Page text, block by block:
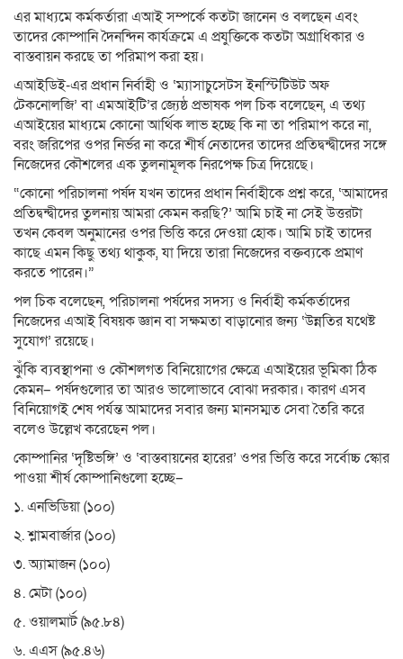
এর মাধ্যমে কর্মকর্তারা এআই সম্পর্কে কতটা জানেন ও বলছেন এবং
তাদের কোম্পানি দৈনন্দিন কার্যক্রমে এ প্রযুক্তিকে কতটা অগ্রাধিকার ও
বাস্তবায়ন করছে তা পরিমাপ করা হয়।
এআইডিই-এর প্রধান নির্বাহী ও ‘ম্যাসাচুসেটস ইনস্টিটিউট অফ
টেকনোলজি’ বা এমআইটি’র জ্যেষ্ঠ প্রভাষক পল চিক বলেছেন, এ তথ্য
এআইয়ের মাধ্যমে কোনো আর্থিক লাভ হচ্ছে কি না তা পরিমাপ করে না,
বরং জরিপের ওপর নির্ভর না করে শীর্ষ নেতাদের তাদের প্রতিদ্বন্দ্বীদের সঙ্গে
নিজেদের কৌশলের এক তুলনামূলক নিরপেক্ষ চিত্র দিয়েছে।
“কোনো পরিচালনা পর্ষদ যখন তাদের প্রধান নির্বাহীকে প্রশ্ন করে, ‘আমাদের
প্রতিদ্বন্দ্বীদের তুলনায় আমরা কেমন করছি?’ আমি চাই না সেই উত্তরটা
তখন কেবল অনুমানের ওপর ভিত্তি করে দেওয়া হোক। আমি চাই তাদের
কাছে এমন কিছু তথ্য থাকুক, যা দিয়ে তারা নিজেদের বক্তব্যকে প্রমাণ
করতে পারেন।”
পল চিক বলেছেন, পরিচালনা পর্ষদের সদস্য ও নির্বাহী কর্মকর্তাদের
নিজেদের এআই বিষয়ক জ্ঞান বা সক্ষমতা বাড়ানোর জন্য ‘উন্নতির যথেষ্ট
সুযোগ’ রয়েছে।
ঝুঁকি ব্যবস্থাপনা ও কৌশলগত বিনিয়োগের ক্ষেত্রে এআইয়ের ভূমিকা ঠিক
কেমন– পর্ষদগুলোর তা আরও ভালোভাবে বোঝা দরকার। কারণ এসব
বিনিয়োগই শেষ পর্যন্ত আমাদের সবার জন্য মানসম্মত সেবা তৈরি করে
বলেও উল্লেখ করেছেন পল।
কোম্পানির ‘দৃষ্টিভঙ্গি’ ও ‘বাস্তবায়নের হারের’ ওপর ভিত্তি করে সর্বোচ্চ স্কোর
পাওয়া শীর্ষ কোম্পানিগুলো হচ্ছে–
১. এনভিডিয়া (১০০)
২. শ্লামবার্জার (১০০)
৩. অ্যামাজন (১০০)
৪. মেটা (১০০)
৫. ওয়ালমার্ট (৯৫.৮৪)
৬. এএস (৯৫.৪৬)